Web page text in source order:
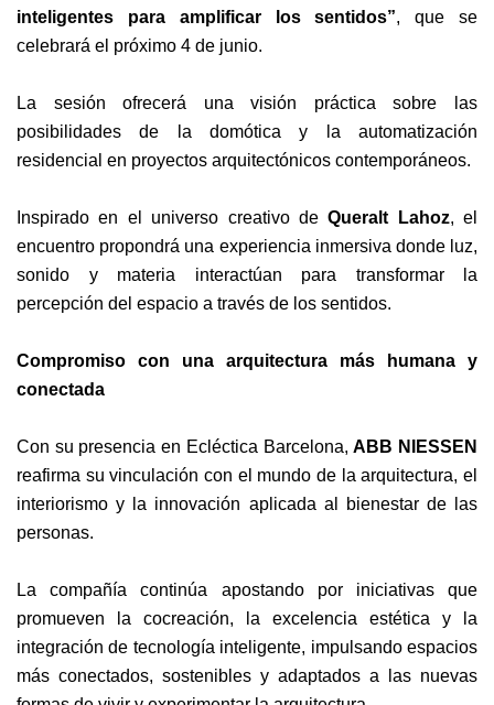
inteligentes para amplificar los sentidos”, que se
celebrará el próximo 4 de junio.
La sesión ofrecerá una visión práctica sobre las
posibilidades de la domótica y la automatización
residencial en proyectos arquitectónicos contemporáneos.
Inspirado en el universo creativo deQueralt Lahoz, el
encuentro propondrá una experiencia inmersiva donde luz,
sonido y materia interactúan para transformar la
percepción del espacio a través de los sentidos.
Compromiso con una arquitectura más humana y
conectada
Con su presencia en Ecléctica Barcelona,ABB NIESSEN
reafirma su vinculación con el mundo de la arquitectura, el
interiorismo y la innovación aplicada al bienestar de las
personas.
La compañía continúa apostando por iniciativas que
promueven la cocreación, la excelencia estética y la
integración de tecnología inteligente, impulsando espacios
más conectados, sostenibles y adaptados a las nuevas